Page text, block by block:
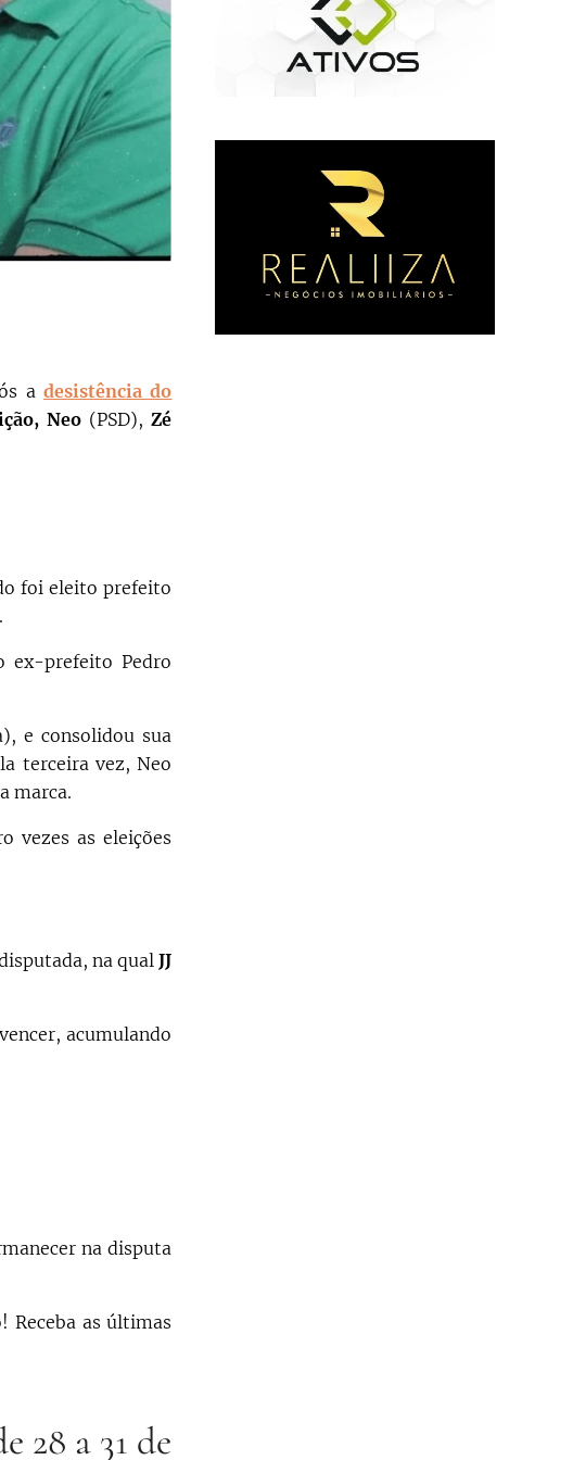
a desistência do
Neo (PSD),Zé
foi eleito prefeito
.
ex-prefeito Pedro
e consolidou sua
terceira vez, Neo
marca.
vezes as eleições
na qualJJ
acumulando
na disputa
Receba as últimas
28 a 31 de